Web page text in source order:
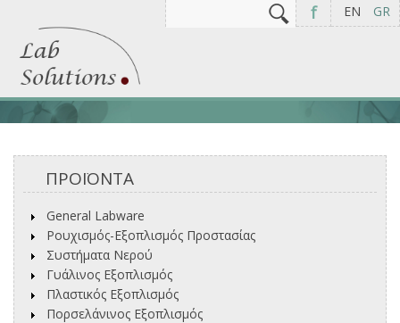
EN GR
f
Φόρμα αναζήτησης
ΠΡΟΪΟΝΤΑ
General Labware
Ρουχισμός-Εξοπλισμός Προστασίας
Συστήματα Νερού
Γυάλινος Εξοπλισμός
Πλαστικός Εξοπλισμός
Πορσελάνινος Εξοπλισμός